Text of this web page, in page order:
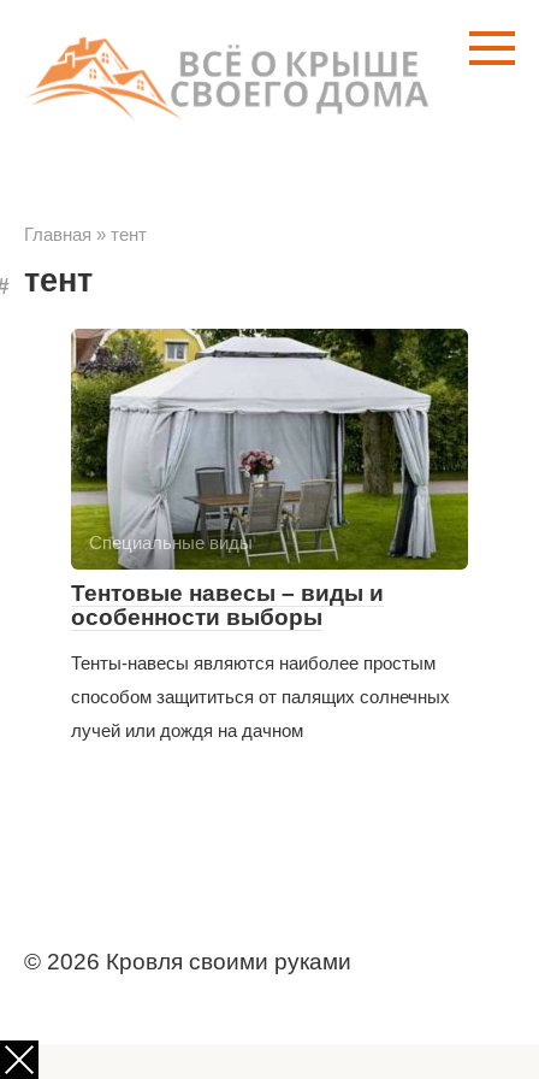
контенту
Главная » тент
тент
Специальные виды
Тентовые навесы – виды и
особенности выборы
Тенты-навесы являются наиболее простым
способом защититься от палящих солнечных
лучей или дождя на дачном
© 2026 Кровля своими руками